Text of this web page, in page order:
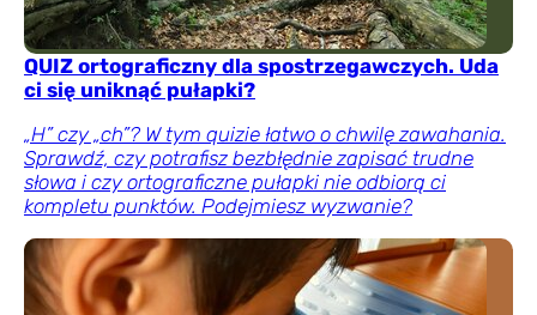
QUIZ ortograficzny dla spostrzegawczych. Uda
ci się uniknąć pułapki?
„H” czy „ch”? W tym quizie łatwo o chwilę zawahania.
Sprawdź, czy potrafisz bezbłędnie zapisać trudne
słowa i czy ortograficzne pułapki nie odbiorą ci
kompletu punktów. Podejmiesz wyzwanie?